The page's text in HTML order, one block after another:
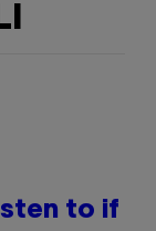
to if